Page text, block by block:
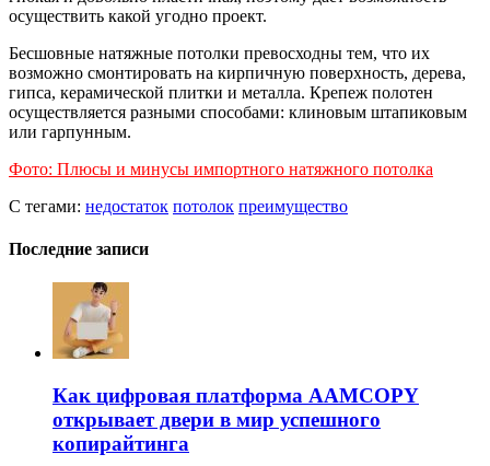
осуществить какой угодно проект.
Бесшовные натяжные потолки превосходны тем, что их
возможно смонтировать на кирпичную поверхность, дерева,
гипса, керамической плитки и металла. Крепеж полотен
осуществляется разными способами: клиновым штапиковым
или гарпунным.
Фото: Плюсы и минусы импортного натяжного потолка
С тегами: недостаток потолок преимущество
Последние записи
Как цифровая платформа AAMCOPY
открывает двери в мир успешного
копирайтинга